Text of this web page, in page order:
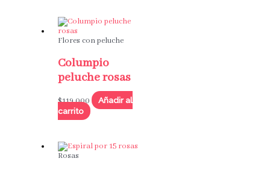
Flores con peluche
Columpio
peluche rosas
$119,000
Añadir al
carrito
Rosas